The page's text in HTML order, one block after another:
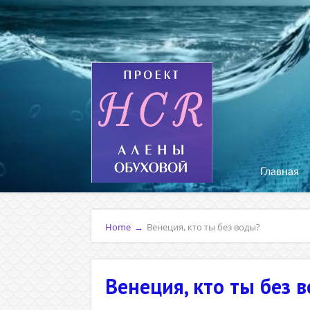
Главная
Home → Венеция, кто ты без воды?
Венеция, кто ты без